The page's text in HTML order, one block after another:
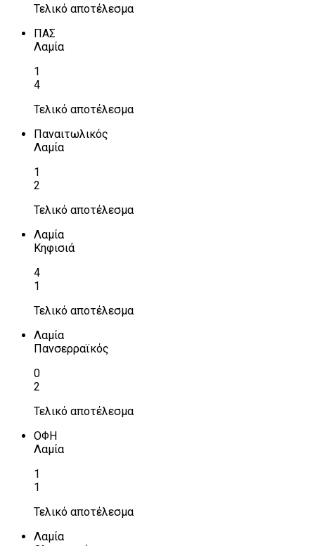
Τελικό αποτέλεσμα
ΠΑΣ
Λαμία
1
4
Τελικό αποτέλεσμα
Παναιτωλικός
Λαμία
1
2
Τελικό αποτέλεσμα
Λαμία
Κηφισιά
4
1
Τελικό αποτέλεσμα
Λαμία
Πανσερραϊκός
0
2
Τελικό αποτέλεσμα
ΟΦΗ
Λαμία
1
1
Τελικό αποτέλεσμα
Λαμία